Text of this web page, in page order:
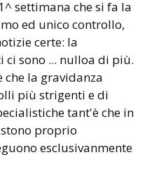
settimana che si fa la
ed unico controllo,
certe: la
sono ... nulloa di più.
che la gravidanza
più strigenti e di
tant'è che in
proprio
esclusivanmente